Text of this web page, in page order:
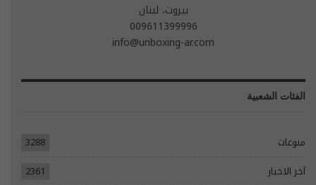
بيروت، لبنان
009611399996
info@unboxing-ar.com
الفئات الشعبية
منوعات
3288
آخر الاخبار
2361